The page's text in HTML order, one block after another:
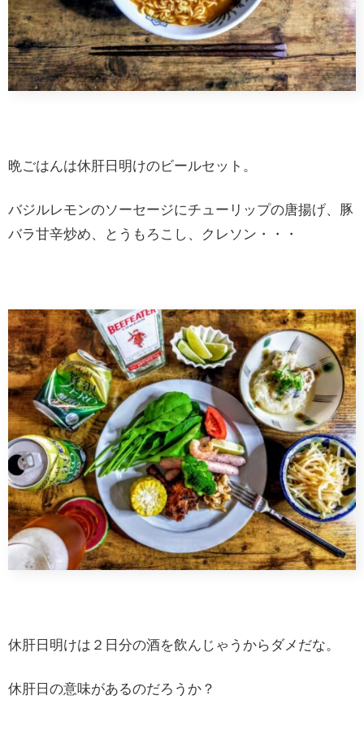
晩ごはんは休肝日明けのビールセット。
バジルレモンのソーセージにチューリップの唐揚げ、豚
バラ甘辛炒め、とうもろこし、クレソン・・・
休肝日明けは２日分の酒を飲んじゃうからダメだな。
休肝日の意味があるのだろうか？